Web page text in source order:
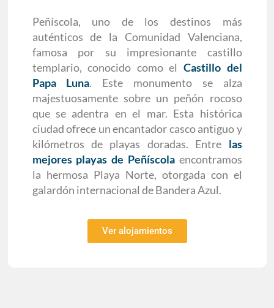
Peñíscola, uno de los destinos más
auténticos de la Comunidad Valenciana,
famosa por su impresionante castillo
templario, conocido como el Castillo del
Papa Luna. Este monumento se alza
majestuosamente sobre un peñón rocoso
que se adentra en el mar. Esta histórica
ciudad ofrece un encantador casco antiguo y
kilómetros de playas doradas. Entre las
mejores playas de Peñíscolaencontramos
la hermosa Playa Norte, otorgada con el
galardón internacional de Bandera Azul.
Ver alojamientos